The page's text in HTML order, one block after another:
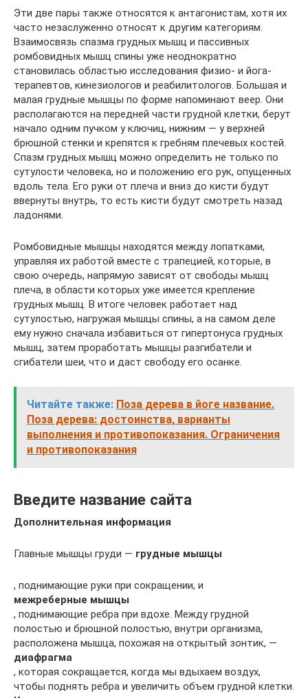
Эти две пары также относятся к антагонистам, хотя их
часто незаслуженно относят к другим категориям.
Взаимосвязь спазма грудных мышц и пассивных
ромбовидных мышц спины уже неоднократно
становилась областью исследования физио- и йога-
терапевтов, кинезиологов и реабилитологов. Большая и
малая грудные мышцы по форме напоминают веер. Они
располагаются на передней части грудной клетки, берут
начало одним пучком у ключиц, нижним — у верхней
брюшной стенки и крепятся к гребням плечевых костей.
Спазм грудных мышц можно определить не только по
сутулости человека, но и положению его рук, опущенных
вдоль тела. Его руки от плеча и вниз до кисти будут
ввернуты внутрь, то есть кисти будут смотреть назад
ладонями.
Ромбовидные мышцы находятся между лопатками,
управляя их работой вместе с трапецией, которые, в
свою очередь, напрямую зависят от свободы мышц
плеча, в области которых уже имеется крепление
грудных мышц. В итоге человек работает над
сутулостью, нагружая мышцы спины, а на самом деле
ему нужно сначала избавиться от гипертонуса грудных
мышц, затем проработать мышцы разгибатели и
сгибатели шеи, что и даст свободу его осанке.
Читайте также: Поза дерева в йоге название.
Поза дерева: достоинства, варианты
выполнения и противопоказания. Ограничения
и противопоказания
Введите название сайта
Дополнительная информация
Главные мышцы груди — грудные мышцы
, поднимающие руки при сокращении, и
межреберные мышцы
, поднимающие ребра при вдохе. Между грудной
полостью и брюшной полостью, внутри организма,
расположена мышца, похожая на открытый зонтик, —
диафрагма
, которая сокращается, когда мы вдыхаем воздух,
чтобы поднять ребра и увеличить объем грудной клетки.